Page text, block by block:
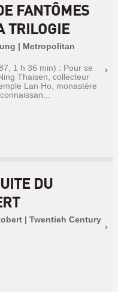
FANTÔMES
TRILOGIE
| Metropolitan
1 h 36 min) : Pour se
Thaisen, collecteur
Lan Ho, monastère
DU
| Twentieh Century